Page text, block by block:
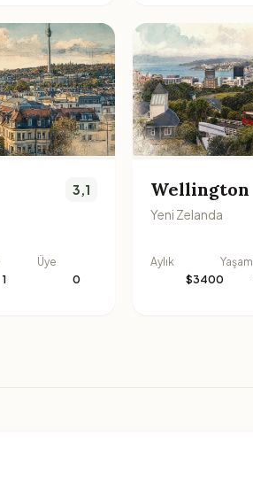
3,1
1
Üye
0
Wellington
Yeni Zelanda
Aylık
$3400
Yaşam